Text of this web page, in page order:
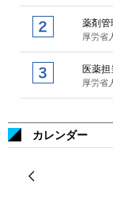
薬剤管
厚労省
医薬担
厚労省
カレンダー